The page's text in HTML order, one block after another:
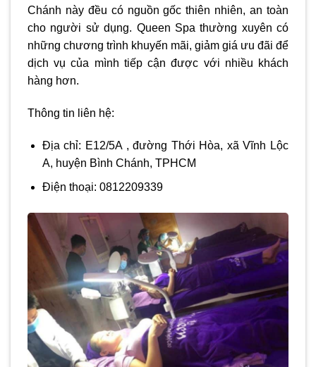
Chánh này đều có nguồn gốc thiên nhiên, an toàn
cho người sử dụng. Queen Spa thường xuyên có
những chương trình khuyến mãi, giảm giá ưu đãi để
dịch vụ của mình tiếp cận được với nhiều khách
hàng hơn.
Thông tin liên hệ:
Địa chỉ: E12/5A , đường Thới Hòa, xã Vĩnh Lộc
A, huyện Bình Chánh, TPHCM
Điện thoại: 0812209339